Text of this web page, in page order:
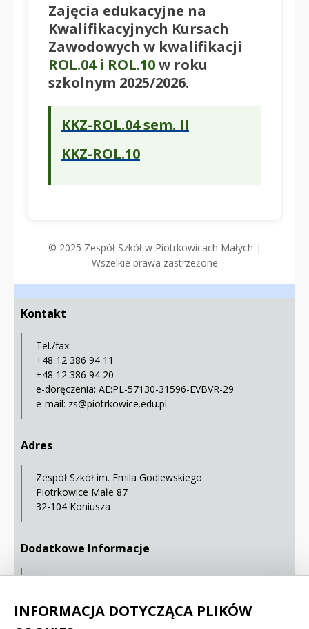
Zajęcia edukacyjne na
Kwalifikacyjnych Kursach
Zawodowych w kwalifikacji
ROL.04 i ROL.10w roku
szkolnym 2025/2026.
KKZ-ROL.04 sem. II
KKZ-ROL.10
© 2025 Zespół Szkół w Piotrkowicach Małych |
Wszelkie prawa zastrzeżone
Kontakt
Tel./fax:
+48 12 386 94 11
+48 12 386 94 20
e-doręczenia: AE:PL-57130-31596-EVBVR-29
e-mail: zs@piotrkowice.edu.pl
Adres
Zespół Szkół im. Emila Godlewskiego
Piotrkowice Małe 87
32-104 Koniusza
Dodatkowe Informacje
Statystyki oglądalności
INFORMACJA DOTYCZĄCA PLIKÓW